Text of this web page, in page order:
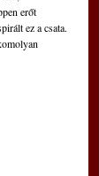
erőt
ez a csata.